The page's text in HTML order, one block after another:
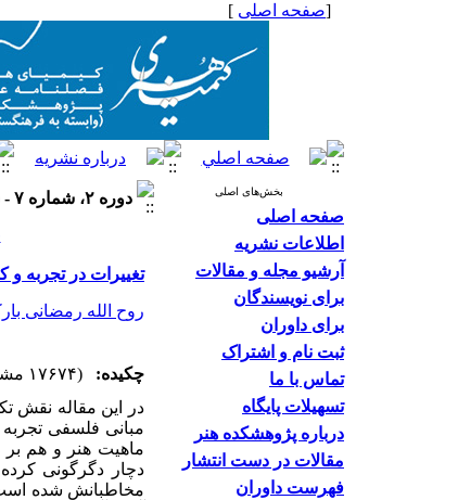
[صفحه اصلی ]
بخش‌های اصلی
صفحه اصلی
اطلاعات نشریه
آرشیو مجله و مقالات
برای نویسندگان
برای داوران
ثبت نام و اشتراک
تماس با ما
تسهیلات پایگاه
درباره پژوهشکده هنر
مقالات در دست انتشار
فهرست داوران
دوره ۲، شماره ۷ - ( تابستان ۱۳۹۲ )
تغییرات در تجربه و
روح الله رمضانی
چکیده:
(۱۷۶۷۴ مشاهده)
در این مقاله نقش
مبانی فلسفی تجربه
ماهیت هنر و هم
دچار دگرگونی کرده
مخاطبانش شده